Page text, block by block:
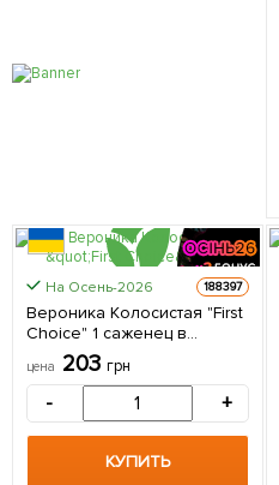
На Осень-2026 188397
Вероника Колосистая "First
Choice" 1 саженец в
упаковке
цена 203 грн
- +
КУПИТЬ